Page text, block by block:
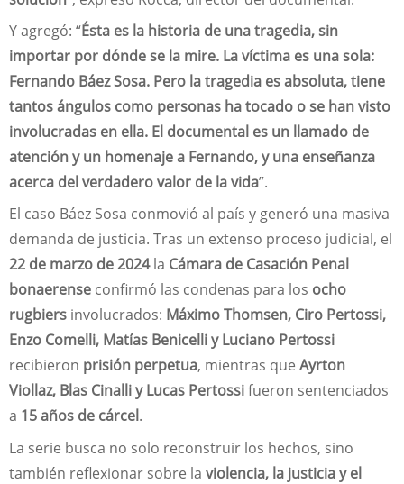
Y agregó: “Ésta es la historia de una tragedia, sin
importar por dónde se la mire. La víctima es una sola:
Fernando Báez Sosa. Pero la tragedia es absoluta, tiene
tantos ángulos como personas ha tocado o se han visto
involucradas en ella. El documental es un llamado de
atención y un homenaje a Fernando, y una enseñanza
acerca del verdadero valor de la vida”.
El caso Báez Sosa conmovió al país y generó una masiva
demanda de justicia. Tras un extenso proceso judicial, el
22 de marzo de 2024la Cámara de Casación Penal
bonaerense confirmó las condenas para los ocho
rugbiers involucrados: Máximo Thomsen, Ciro Pertossi,
Enzo Comelli, Matías Benicelli y Luciano Pertossi
recibieron prisión perpetua, mientras que Ayrton
Viollaz, Blas Cinalli y Lucas Pertossifueron sentenciados
a 15 años de cárcel.
La serie busca no solo reconstruir los hechos, sino
también reflexionar sobre la violencia, la justicia y el